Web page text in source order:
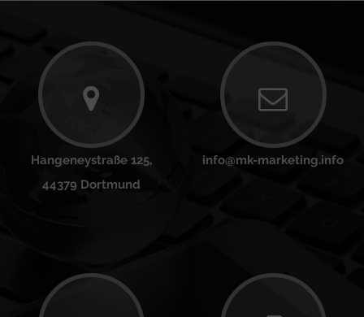
Hangeneystraße 125,
44379 Dortmund
info@mk-marketing.info